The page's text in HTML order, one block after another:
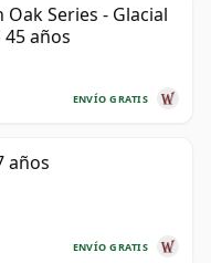
Series - Glacial
45 años
ENVÍO GRATIS
años
ENVÍO GRATIS